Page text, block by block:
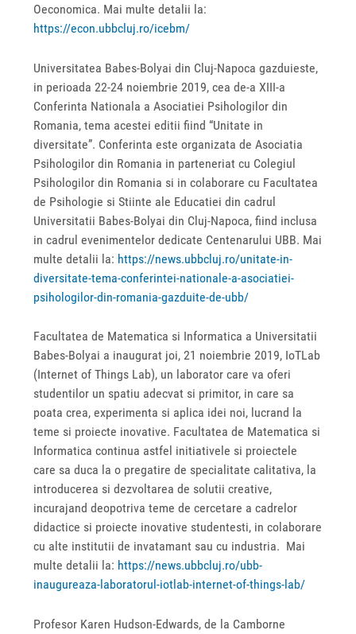
Oeconomica. Mai multe detalii la:
https://econ.ubbcluj.ro/icebm/
Universitatea Babes-Bolyai din Cluj-Napoca gazduieste,
in perioada 22-24 noiembrie 2019, cea de-a XIII-a
Conferinta Nationala a Asociatiei Psihologilor din
Romania, tema acestei editii fiind “Unitate in
diversitate”. Conferinta este organizata de Asociatia
Psihologilor din Romania in parteneriat cu Colegiul
Psihologilor din Romania si in colaborare cu Facultatea
de Psihologie si Stiinte ale Educatiei din cadrul
Universitatii Babes-Bolyai din Cluj-Napoca, fiind inclusa
in cadrul evenimentelor dedicate Centenarului UBB. Mai
multe detalii la: https://news.ubbcluj.ro/unitate-in-
diversitate-tema-conferintei-nationale-a-asociatiei-
psihologilor-din-romania-gazduite-de-ubb/
Facultatea de Matematica si Informatica a Universitatii
Babes-Bolyai a inaugurat joi, 21 noiembrie 2019, IoTLab
(Internet of Things Lab), un laborator care va oferi
studentilor un spatiu adecvat si primitor, in care sa
poata crea, experimenta si aplica idei noi, lucrand la
teme si proiecte inovative. Facultatea de Matematica si
Informatica continua astfel initiativele si proiectele
care sa duca la o pregatire de specialitate calitativa, la
introducerea si dezvoltarea de solutii creative,
incurajand deopotriva teme de cercetare a cadrelor
didactice si proiecte inovative studentesti, in colaborare
cu alte institutii de invatamant sau cu industria. Mai
multe detalii la: https://news.ubbcluj.ro/ubb-
inaugureaza-laboratorul-iotlab-internet-of-things-lab/
Profesor Karen Hudson-Edwards, de la Camborne